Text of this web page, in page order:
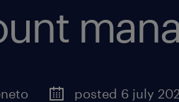
posted 6 july